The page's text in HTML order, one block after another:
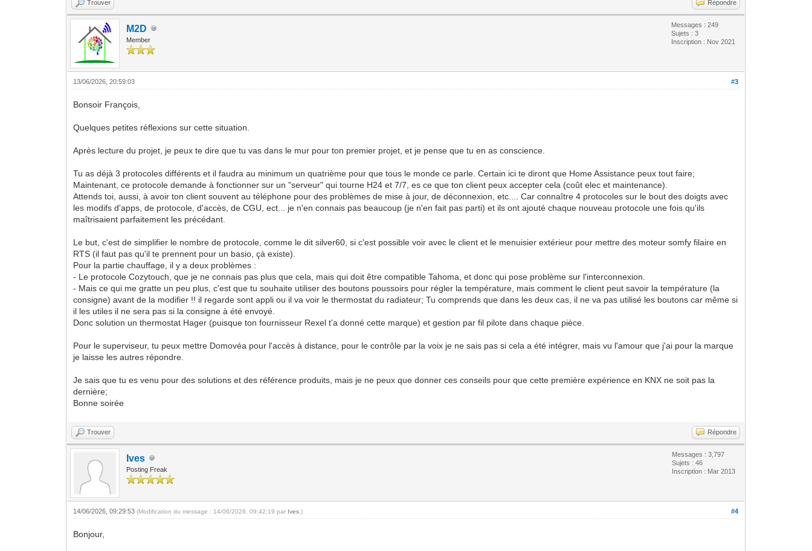
Trouver Répondre
M2D
Member
Messages : 249
Sujets : 3
Inscription : Nov 2021
#3
13/06/2026, 20:59:03
Bonsoir François,
Quelques petites réflexions sur cette situation.
Après lecture du projet, je peux te dire que tu vas dans le mur pour ton premier projet, et je pense que tu en as conscience.
Tu as déjà 3 protocoles différents et il faudra au minimum un quatrième pour que tous le monde ce parle. Certain ici te diront que Home Assistance peux tout faire;
Maintenant, ce protocole demande à fonctionner sur un "serveur" qui tourne H24 et 7/7, es ce que ton client peux accepter cela (coût elec et maintenance).
Attends toi, aussi, à avoir ton client souvent au téléphone pour des problèmes de mise à jour, de déconnexion, etc.... Car connaître 4 protocoles sur le bout des doigts avec
les modifs d'apps, de protocole, d'accès, de CGU, ect... je n'en connais pas beaucoup (je n'en fait pas parti) et ils ont ajouté chaque nouveau protocole une fois qu'ils
maîtrisaient parfaitement les précédant.
Le but, c'est de simplifier le nombre de protocole, comme le dit silver60, si c'est possible voir avec le client et le menuisier extérieur pour mettre des moteur somfy filaire en
RTS (il faut pas qu'il te prennent pour un basio, çà existe).
Pour la partie chauffage, il y a deux problèmes :
- Le protocole Cozytouch, que je ne connais pas plus que cela, mais qui doit être compatible Tahoma, et donc qui pose problème sur l'interconnexion.
- Mais ce qui me gratte un peu plus, c'est que tu souhaite utiliser des boutons poussoirs pour régler la température, mais comment le client peut savoir la température (la
consigne) avant de la modifier !! il regarde sont appli ou il va voir le thermostat du radiateur; Tu comprends que dans les deux cas, il ne va pas utilisé les boutons car même si
il les utiles il ne sera pas si la consigne à été envoyé.
Donc solution un thermostat Hager (puisque ton fournisseur Rexel t'a donné cette marque) et gestion par fil pilote dans chaque pièce.
Pour le superviseur, tu peux mettre Domovéa pour l'accès à distance, pour le contrôle par la voix je ne sais pas si cela a été intégrer, mais vu l'amour que j'ai pour la marque
je laisse les autres répondre.
Je sais que tu es venu pour des solutions et des référence produits, mais je ne peux que donner ces conseils pour que cette première expérience en KNX ne soit pas la
dernière;
Bonne soirée
Trouver Répondre
Ives
Posting Freak
Messages : 3,797
Sujets : 46
Inscription : Mar 2013
#4
14/06/2026, 09:29:53(Modification du message : 14/06/2026, 09:42:19 par Ives .)
Bonjour,